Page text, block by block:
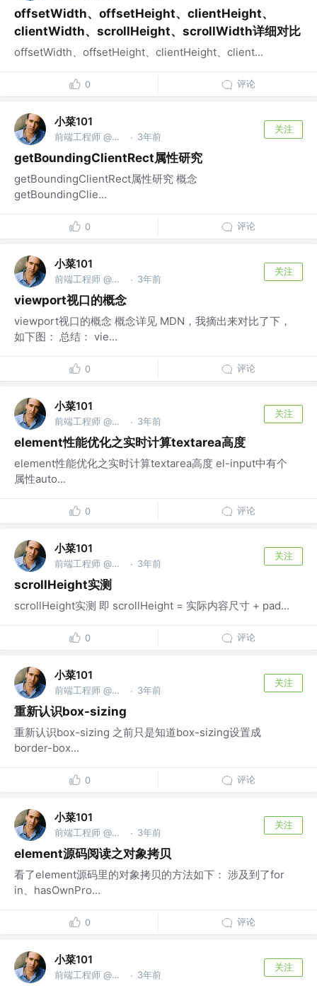
offsetWidth、offsetHeight、clientHeight、
clientWidth、scrollHeight、scrollWidth详细对比
offsetWidth、offsetHeight、clientHeight、client...
0 评论
小菜101
前端工程师 @微信公众号：小菜101 · 3年前
关注
getBoundingClientRect属性研究
getBoundingClientRect属性研究 概念
getBoundingClie...
0 评论
小菜101
前端工程师 @微信公众号：小菜101 · 3年前
关注
viewport视口的概念
viewport视口的概念 概念详见 MDN，我摘出来对比了下，
如下图： 总结： vie...
0 评论
小菜101
前端工程师 @微信公众号：小菜101 · 3年前
关注
element性能优化之实时计算textarea高度
element性能优化之实时计算textarea高度 el-input中有个
属性auto...
0 评论
小菜101
前端工程师 @微信公众号：小菜101 · 3年前
关注
scrollHeight实测
scrollHeight实测 即 scrollHeight = 实际内容尺寸 + pad...
0 评论
小菜101
前端工程师 @微信公众号：小菜101 · 3年前
关注
重新认识box-sizing
重新认识box-sizing 之前只是知道box-sizing设置成
border-box...
0 评论
小菜101
前端工程师 @微信公众号：小菜101 · 3年前
关注
element源码阅读之对象拷贝
看了element源码里的对象拷贝的方法如下： 涉及到了for
in、hasOwnPro...
0 评论
小菜101
前端工程师 @微信公众号：小菜101 · 3年前
关注